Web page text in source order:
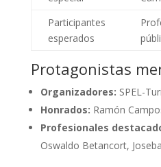
Participantes
esperados
Protagonistas
Organizadores: SPEL-
Honrados: Ramón
Profesionales
Oswaldo Betancort,